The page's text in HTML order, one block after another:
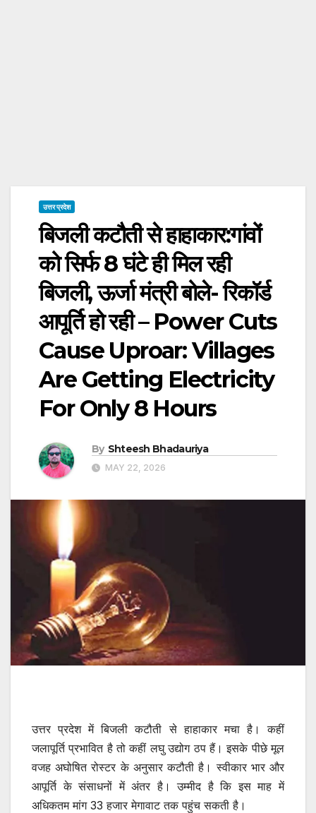
उत्तर प्रदेश
बिजली कटौती से हाहाकार:गांवों
को सिर्फ 8 घंटे ही मिल रही
बिजली, ऊर्जा मंत्री बोले- रिकॉर्ड
आपूर्ति हो रही – Power Cuts
Cause Uproar: Villages
Are Getting Electricity
For Only 8 Hours
By Shteesh Bhadauriya
MAY 22, 2026
उत्तर प्रदेश में बिजली कटौती से हाहाकार मचा है। कहीं
जलापूर्ति प्रभावित है तो कहीं लघु उद्योग ठप हैं। इसके पीछे मूल
वजह अघोषित रोस्टर के अनुसार कटौती है। स्वीकार भार और
आपूर्ति के संसाधनों में अंतर है। उम्मीद है कि इस माह में
अधिकतम मांग 33 हजार मेगावाट तक पहुंच सकती है।